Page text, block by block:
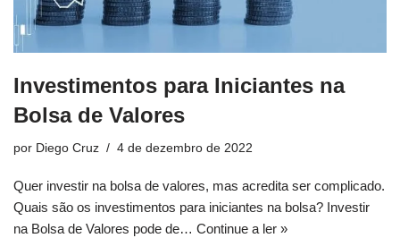
Investimentos para Iniciantes na
Bolsa de Valores
por Diego Cruz 4 de dezembro de 2022
Quer investir na bolsa de valores, mas acredita ser complicado.
Quais são os investimentos para iniciantes na bolsa? Investir
na Bolsa de Valores pode de… Continue a ler »